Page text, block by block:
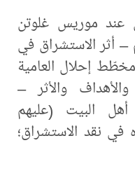
عند موريس غلوتن
– أثر الاستشراق في
إحلال العامية
والأثر –
البيت (عليهم
في نقد الاستشراق؛